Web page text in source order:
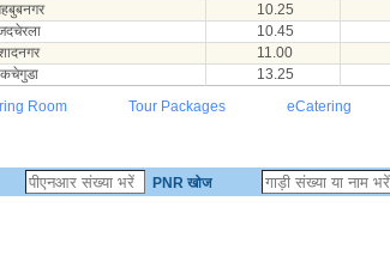
10.25
10.45
11.00
कचेगुडा 13.25
Room Tour Packages eCatering
PNR खोज